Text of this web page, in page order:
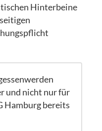
Hinterbeine
und nicht nur für
Hamburg bereits